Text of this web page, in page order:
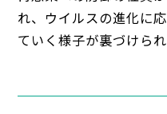
れ、ウイルスの進化に
ていく様子が裏づけら